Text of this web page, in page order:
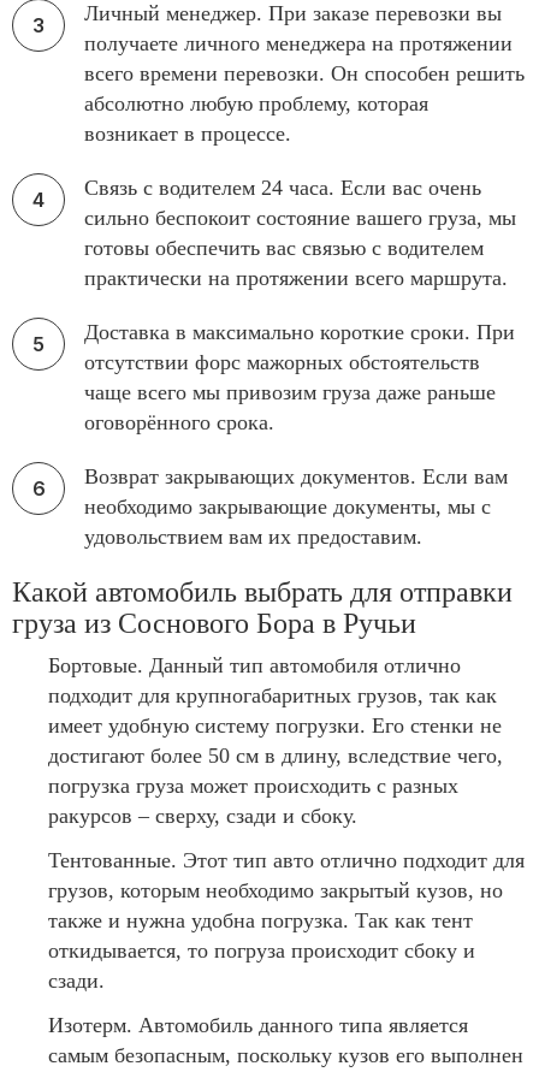
Личный менеджер. При заказе перевозки вы
получаете личного менеджера на протяжении
всего времени перевозки. Он способен решить
абсолютно любую проблему, которая
возникает в процессе.
Связь с водителем 24 часа. Если вас очень
сильно беспокоит состояние вашего груза, мы
готовы обеспечить вас связью с водителем
практически на протяжении всего маршрута.
Доставка в максимально короткие сроки. При
отсутствии форс мажорных обстоятельств
чаще всего мы привозим груза даже раньше
оговорённого срока.
Возврат закрывающих документов. Если вам
необходимо закрывающие документы, мы с
удовольствием вам их предоставим.
Какой автомобиль выбрать для отправки
груза из Соснового Бора в Ручьи
Бортовые. Данный тип автомобиля отлично
подходит для крупногабаритных грузов, так как
имеет удобную систему погрузки. Его стенки не
достигают более 50 см в длину, вследствие чего,
погрузка груза может происходить с разных
ракурсов – сверху, сзади и сбоку.
Тентованные. Этот тип авто отлично подходит для
грузов, которым необходимо закрытый кузов, но
также и нужна удобна погрузка. Так как тент
откидывается, то погруза происходит сбоку и
сзади.
Изотерм. Автомобиль данного типа является
самым безопасным, поскольку кузов его выполнен